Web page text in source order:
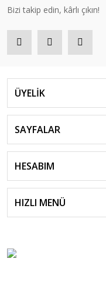
Bizi takip edin, kârlı çıkın!
ÜYELİK
SAYFALAR
HESABIM
HIZLI MENÜ